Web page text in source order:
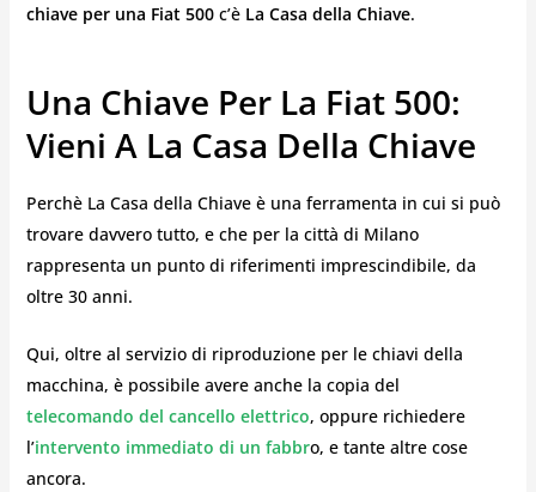
chiave per una Fiat 500c’è La Casa della Chiave.
Una Chiave Per La Fiat 500:
Vieni A La Casa Della Chiave
Perchè La Casa della Chiave è una ferramenta in cui si può
trovare davvero tutto, e che per la città di Milano
rappresenta un punto di riferimenti imprescindibile, da
oltre 30 anni.
Qui, oltre al servizio di riproduzione per le chiavi della
macchina, è possibile avere anche la copia del
telecomando del cancello elettrico, oppure richiedere
l’intervento immediato di un fabbro, e tante altre cose
ancora.